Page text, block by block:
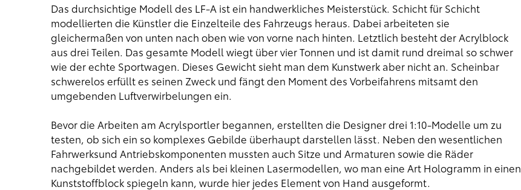
Das durchsichtige Modell des LF-A ist ein handwerkliches Meisterstück. Schicht für Schicht
modellierten die Künstler die Einzelteile des Fahrzeugs heraus. Dabei arbeiteten sie
gleichermaßen von unten nach oben wie von vorne nach hinten. Letztlich besteht der Acrylblock
aus drei Teilen. Das gesamte Modell wiegt über vier Tonnen und ist damit rund dreimal so schwer
wie der echte Sportwagen. Dieses Gewicht sieht man dem Kunstwerk aber nicht an. Scheinbar
schwerelos erfüllt es seinen Zweck und fängt den Moment des Vorbeifahrens mitsamt den
umgebenden Luftverwirbelungen ein.
Bevor die Arbeiten am Acrylsportler begannen, erstellten die Designer drei 1:10-Modelle um zu
testen, ob sich ein so komplexes Gebilde überhaupt darstellen lässt. Neben den wesentlichen
Fahrwerksund Antriebskomponenten mussten auch Sitze und Armaturen sowie die Räder
nachgebildet werden. Anders als bei kleinen Lasermodellen, wo man eine Art Hologramm in einen
Kunststoffblock spiegeln kann, wurde hier jedes Element von Hand ausgeformt.